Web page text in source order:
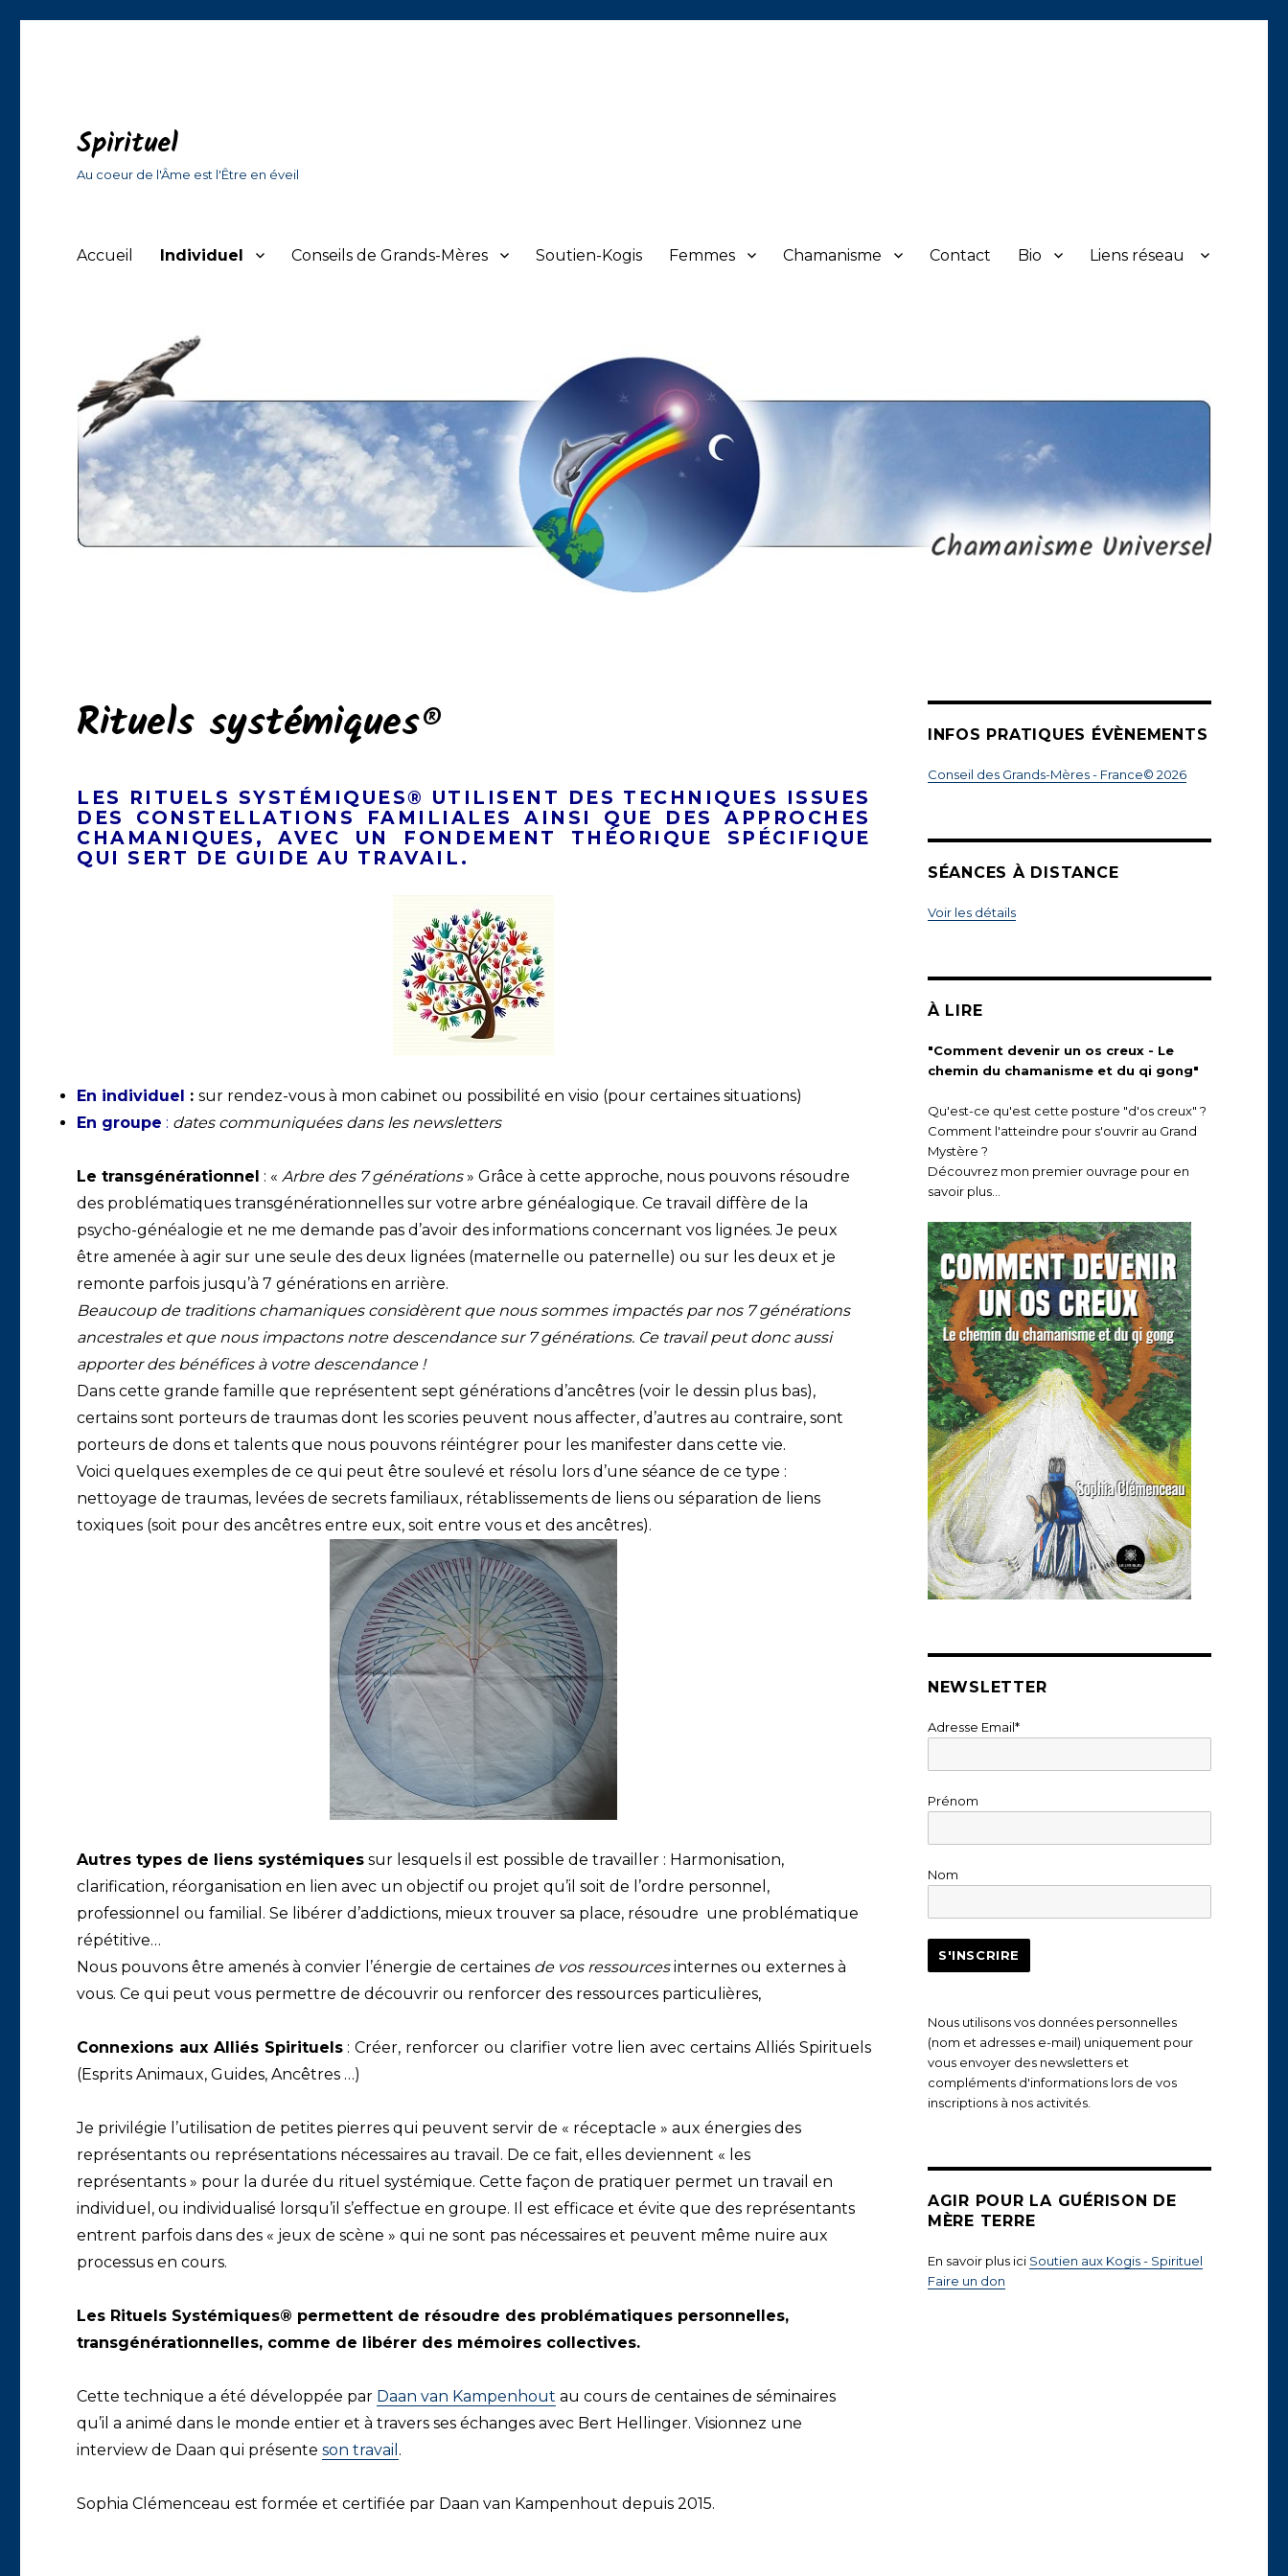
Spirituel
Au coeur de l'Âme est l'Être en éveil
Accueil Individuel Conseils de Grands-Mères Soutien-Kogis Femmes Chamanisme Contact Bio Liens réseau
Rituels systémiques®
LES RITUELS SYSTÉMIQUES® UTILISENT DES TECHNIQUES ISSUES
DES CONSTELLATIONS FAMILIALES AINSI QUE DES APPROCHES
CHAMANIQUES , AVEC UN FONDEMENT THÉORIQUE SPÉCIFIQUE
QUI SERT DE GUIDE AU TRAVAIL.
En individuel :sur rendez-vous à mon cabinet ou possibilité en visio (pour certaines situations)
En groupe : dates communiquées dans les newsletters
Le transgénérationnel : «Arbre des 7 générations» Grâce à cette approche, nous pouvons résoudre
des problématiques transgénérationnelles sur votre arbre généalogique. Ce travail diffère de la
psycho-généalogie et ne me demande pas d’avoir des informations concernant vos lignées. Je peux
être amenée à agir sur une seule des deux lignées (maternelle ou paternelle) ou sur les deux et je
remonte parfois jusqu’à 7 générations en arrière.
Beaucoup de traditions chamaniques considèrent que nous sommes impactés par nos 7 générations
ancestrales et que nous impactons notre descendance sur 7 générations. Ce travail peut donc aussi
apporter des bénéfices à votre descendance !
Dans cette grande famille que représentent sept générations d’ancêtres (voir le dessin plus bas),
certains sont porteurs de traumas dont les scories peuvent nous affecter, d’autres au contraire, sont
porteurs de dons et talents que nous pouvons réintégrer pour les manifester dans cette vie.
Voici quelques exemples de ce qui peut être soulevé et résolu lors d’une séance de ce type :
nettoyage de traumas, levées de secrets familiaux, rétablissements de liens ou séparation de liens
toxiques (soit pour des ancêtres entre eux, soit entre vous et des ancêtres).
Autres types de liens systémiques sur lesquels il est possible de travailler : Harmonisation,
clarification, réorganisation en lien avec un objectif ou projet qu’il soit de l’ordre personnel,
professionnel ou familial. Se libérer d’addictions, mieux trouver sa place, résoudre une problématique
répétitive…
Nous pouvons être amenés à convier l’énergie de certaines de vos ressourcesinternes ou externes à
vous. Ce qui peut vous permettre de découvrir ou renforcer des ressources particulières,
Connexions aux Alliés Spirituels: Créer, renforcer ou clarifier votre lien avec certains Alliés Spirituels
(Esprits Animaux, Guides, Ancêtres …)
Je privilégie l’utilisation de petites pierres qui peuvent servir de « réceptacle » aux énergies des
représentants ou représentations nécessaires au travail. De ce fait, elles deviennent « les
représentants » pour la durée du rituel systémique. Cette façon de pratiquer permet un travail en
individuel, ou individualisé lorsqu’il s’effectue en groupe. Il est efficace et évite que des représentants
entrent parfois dans des « jeux de scène » qui ne sont pas nécessaires et peuvent même nuire aux
processus en cours.
Les Rituels Systémiques® permettent de résoudre des problématiques personnelles,
transgénérationnelles, comme de libérer des mémoires collectives.
Cette technique a été développée par Daan van Kampenhout au cours de centaines de séminaires
qu’il a animé dans le monde entier et à travers ses échanges avec Bert Hellinger. Visionnez une
interview de Daan qui présenteson travail .
Sophia Clémenceau est formée et certifiée par Daan van Kampenhout depuis 2015.
INFOS PRATIQUES ÉVÈNEMENTS
Conseil des Grands-Mères - France© 2026
SÉANCES À DISTANCE
Voir les détails
À LIRE
"Comment devenir un os creux - Le
chemin du chamanisme et du qi gong"
Qu'est-ce qu'est cette posture "d'os creux" ?
Comment l'atteindre pour s'ouvrir au Grand
Mystère ?
Découvrez mon premier ouvrage pour en
savoir plus...
NEWSLETTER
Adresse Email*
Prénom
Nom
Nous utilisons vos données personnelles
(nom et adresses e-mail) uniquement pour
vous envoyer des newsletters et
compléments d'informations lors de vos
inscriptions à nos activités.
AGIR POUR LA GUÉRISON DE
MÈRE TERRE
En savoir plus ici Soutien aux Kogis - Spirituel
Faire un don